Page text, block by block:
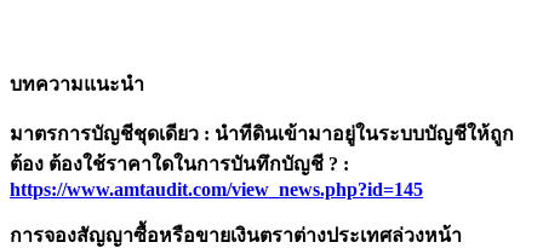
บทความแนะนำ
มาตรการบัญชีชุดเดียว : นำทีดินเข้ามาอยู่ในระบบบัญชีให้ถูก
ต้อง ต้องใช้ราคาใดในการบันทึกบัญชี ? :
https://www.amtaudit.com/view_news.php?id=145
การจองสัญญาซื้อหรือขายเงินตราต่างประเทศล่วงหน้า